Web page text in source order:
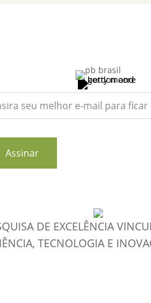
Assinar
DE EXCELÊNCIA
TECNOLOGIA E